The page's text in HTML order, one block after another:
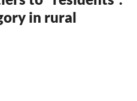
in rural